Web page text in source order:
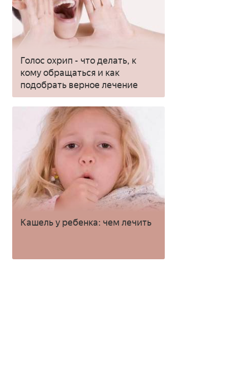
Голос охрип - что делать, к
кому обращаться и как
подобрать верное лечение
Кашель у ребенка: чем лечить